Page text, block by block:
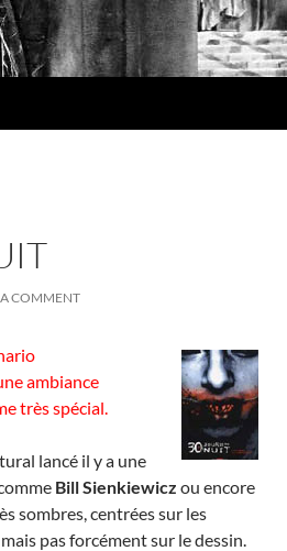
A COMMENT
ambiance
très spécial.
lancé il y a une
Bill Sienkiewicz ou encore
sombres, centrées sur les
pas forcément sur le dessin.